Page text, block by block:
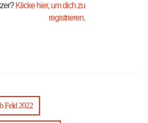
Klicke hier, um dich zu
registrieren.
Feld 2022